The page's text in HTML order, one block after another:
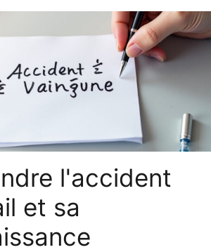
l'accident
et sa